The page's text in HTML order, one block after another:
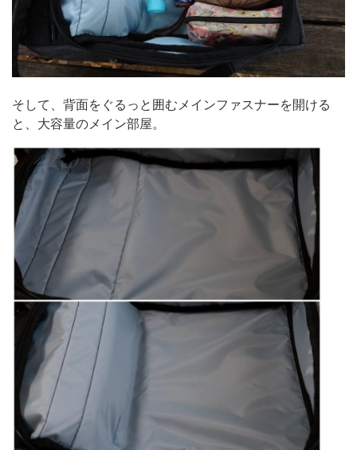
そして、背面をぐるっと囲むメインファスナーを開ける
と、大容量のメイン部屋。